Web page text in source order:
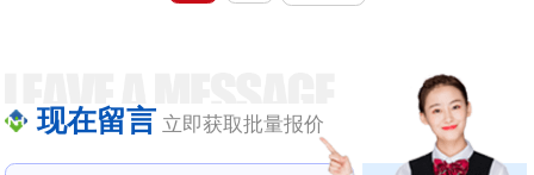
的一种材料。被应用于建
现在留言 立即获取批量报价